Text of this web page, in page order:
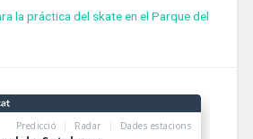
la práctica del skate en el Parque del